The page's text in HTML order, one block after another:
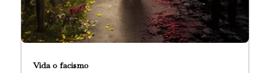
Vida o facismo